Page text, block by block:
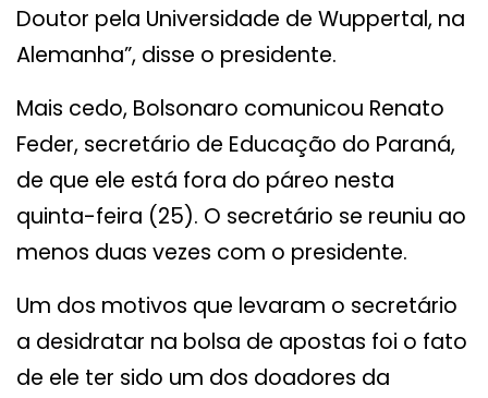
Doutor pela Universidade de Wuppertal, na
Alemanha”, disse o presidente.
Mais cedo, Bolsonaro comunicou Renato
Feder, secretário de Educação do Paraná,
de que ele está fora do páreo nesta
quinta-feira (25). O secretário se reuniu ao
menos duas vezes com o presidente.
Um dos motivos que levaram o secretário
a desidratar na bolsa de apostas foi o fato
de ele ter sido um dos doadores da